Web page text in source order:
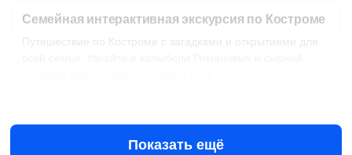
Семейная интерактивная экскурсия по Костроме
Путешествие по Костроме с загадками и открытиями для
5400 ₽за всё до 6 чел.
Показать ещё